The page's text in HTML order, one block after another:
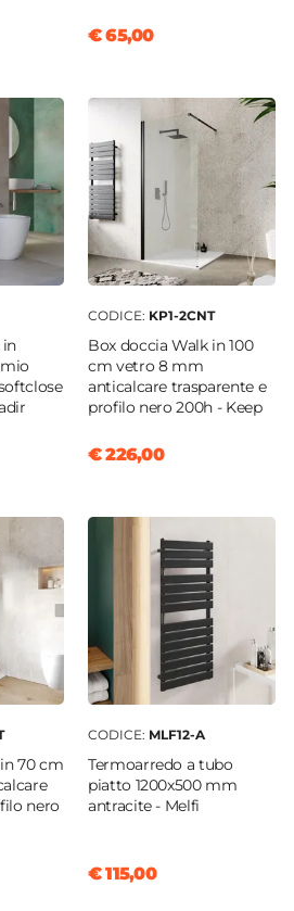
€ 65,00
CODICE: KP1-2CNT
Box doccia Walk in 100
cm vetro 8 mm
anticalcare trasparente e
profilo nero 200h - Keep
€ 226,00
70 cm
nero
CODICE: MLF12-A
Termoarredo a tubo
piatto 1200x500 mm
antracite - Melfi
€ 115,00